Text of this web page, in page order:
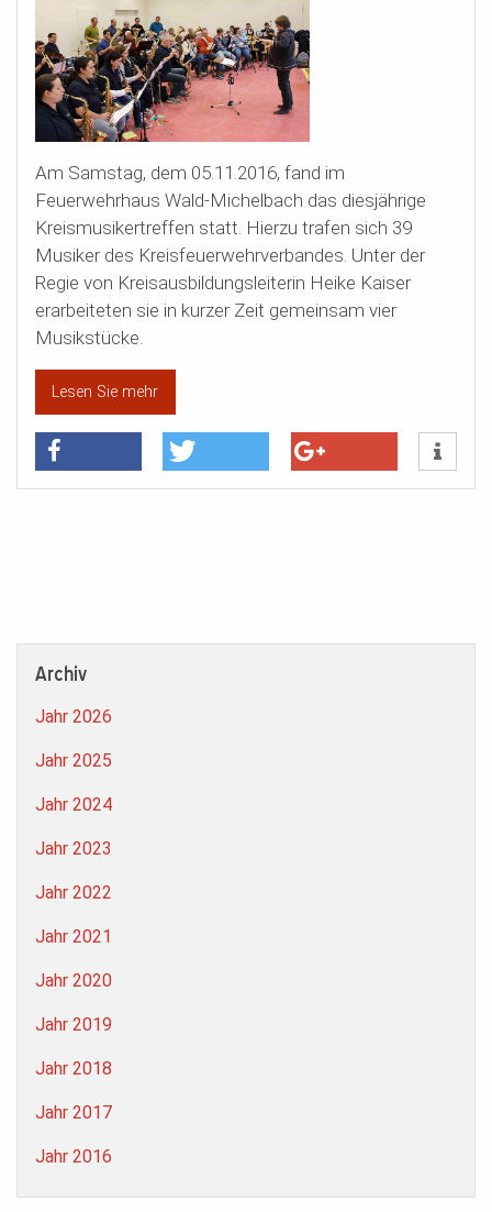
Am Samstag, dem 05.11.2016, fand im
Feuerwehrhaus Wald-Michelbach das diesjährige
Kreismusikertreffen statt. Hierzu trafen sich 39
Musiker des Kreisfeuerwehrverbandes. Unter der
Regie von Kreisausbildungsleiterin Heike Kaiser
erarbeiteten sie in kurzer Zeit gemeinsam vier
Musikstücke.
Lesen Sie mehr
Archiv
Jahr 2026
Jahr 2025
Jahr 2024
Jahr 2023
Jahr 2022
Jahr 2021
Jahr 2020
Jahr 2019
Jahr 2018
Jahr 2017
Jahr 2016